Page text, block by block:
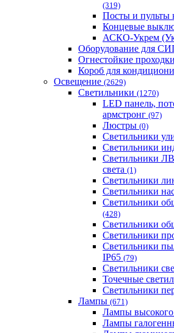
(319)
Посты и пульты
Концевые
АСКО-Укрем
Оборудование для
Огнестойкие проходки
Короб для
Освещение (2629)
Светильники (1270)
LED панель,
армстронг (97)
Люстры (0)
Светильники
Светильники
Светильники
света (1)
Светильники
Светильники
Светильники
(428)
Светильники
Светильники
Светильники
IP65 (79)
Светильники
Точечные
Светильники
Лампы (671)
Лампы высокого
Лампы